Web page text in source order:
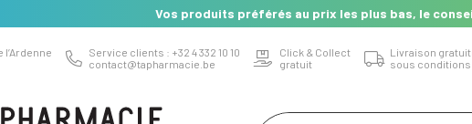
Vos produits préférés au prix les plus bas, le
l’Ardenne
Service clients : +32 4 332 10 10
contact@tapharmacie.be
Click & Collect
gratuit
Livraison
sous conditions